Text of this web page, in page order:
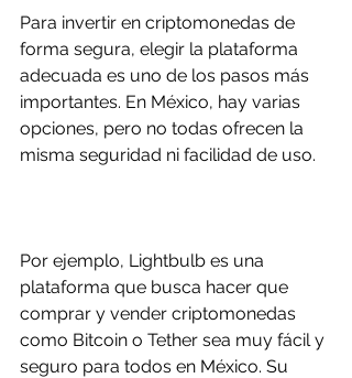
Para invertir en criptomonedas de
forma segura, elegir la plataforma
adecuada es uno de los pasos más
importantes. En México, hay varias
opciones, pero no todas ofrecen la
misma seguridad ni facilidad de uso.
Por ejemplo, Lightbulb es una
plataforma que busca hacer que
comprar y vender criptomonedas
como Bitcoin o Tether sea muy fácil y
seguro para todos en México. Su